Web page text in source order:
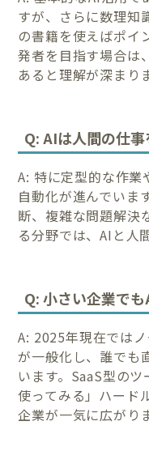
すが、さらに数理知
の書籍を使えばポイ
発者を目指す場合は
あると理解が深まり
Q: AIは人間の仕
A: 特に定型的な作業
自動化が進んでいま
断、複雑な問題解決
る分野では、AIと人
Q: 小さい企業で
A: 2025年現在では
が一般化し、誰でも
います。SaaS型の
使ってみる」ハード
企業が一気に広がり